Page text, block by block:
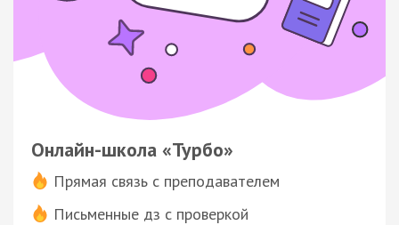
Онлайн-школа «Турбо»
Прямая связь с преподавателем
Письменные дз с проверкой